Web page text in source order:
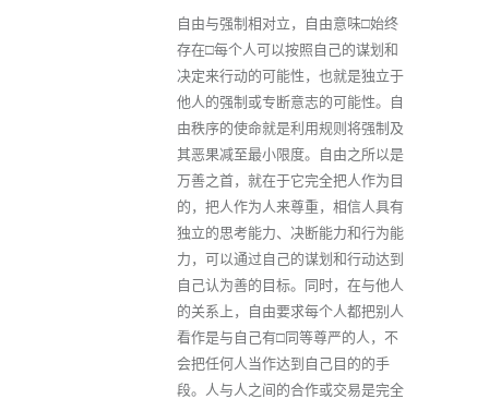
自由与强制相对立，自由意味□始终
存在□每个人可以按照自己的谋划和
决定来行动的可能性，也就是独立于
他人的强制或专断意志的可能性。自
由秩序的使命就是利用规则将强制及
其恶果减至最小限度。自由之所以是
万善之首，就在于它完全把人作为目
的，把人作为人来尊重，相信人具有
独立的思考能力、决断能力和行为能
力，可以通过自己的谋划和行动达到
自己认为善的目标。同时，在与他人
的关系上，自由要求每个人都把别人
看作是与自己有□同等尊严的人，不
会把任何人当作达到自己目的的手
段。人与人之间的合作或交易是完全